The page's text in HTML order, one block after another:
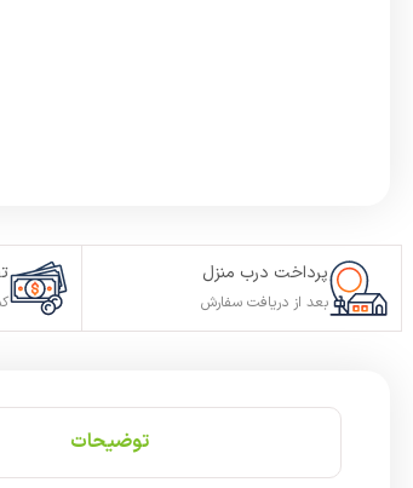
پرداخت درب منزل
بعد از دریافت سفارش
توضیحات